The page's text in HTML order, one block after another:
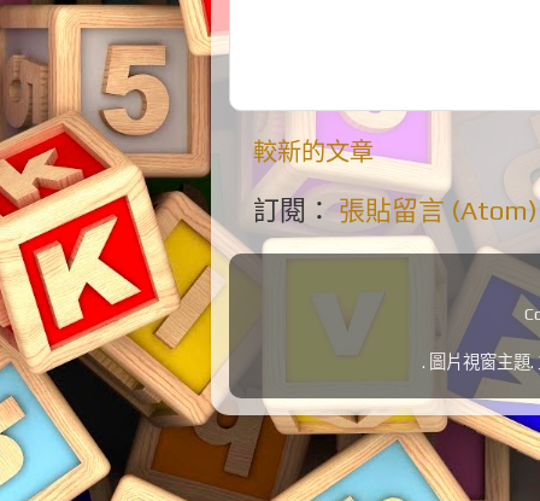
較新的文章
訂閱： 張貼留言 (Atom)
. 圖片視窗主題